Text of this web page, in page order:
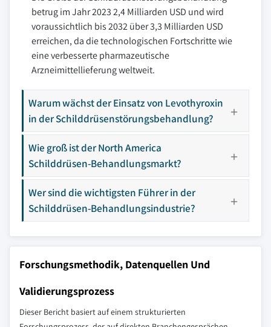
betrug im Jahr 2023 2,4 Milliarden USD und wird
voraussichtlich bis 2032 über 3,3 Milliarden USD
erreichen, da die technologischen Fortschritte wie
eine verbesserte pharmazeutische
Arzneimittellieferung weltweit.
Warum wächst der Einsatz von Levothyroxin
in der Schilddrüsenstörungsbehandlung?
Wie groß ist der North America
Schilddrüsen-Behandlungsmarkt?
Wer sind die wichtigsten Führer in der
Schilddrüsen-Behandlungsindustrie?
Forschungsmethodik, Datenquellen Und
Validierungsprozess
Dieser Bericht basiert auf einem strukturierten